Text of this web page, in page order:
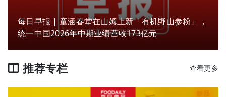
每日早报 | 童涵春堂在山姆上新「有机野山参粉」，
统一中国2026年中期业绩营收173亿元
推荐专栏 查看更多